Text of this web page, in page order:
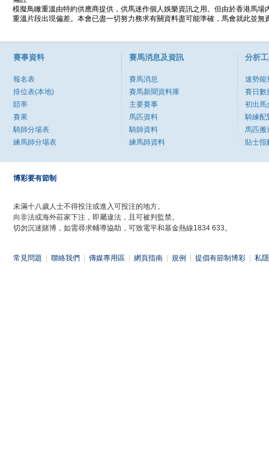
模擬鳥瞰重溫由特約供應商提供，供馬迷作個人娛樂資訊之用。但由於香港馬
重溫片段出現偏差。本會已盡一切努力務求有關資料盡可能準確，馬會就此並
賽事資料
報名表
排位表(本地)
賠率
賽果
騎師分場表
練馬師分場表
賽馬消息及資訊
賽馬消息
賽馬新聞資料庫
主要賽事
馬匹資料
騎師資料
練馬師資料
分析
速勢能
賽日數
初出馬
騎練配
馬匹搬
貼士指
博彩要有節制
未滿十八歲人士不得投注或進入可投注的地方。
向非法或海外莊家下注，即屬違法，且可被判監禁。
切勿沉迷賭博，如需尋求輔導協助，可致電平和基金熱線1834 633。
常見問題 聯絡我們 傳媒專用區 網頁指南 規例 提倡有節制博彩 私